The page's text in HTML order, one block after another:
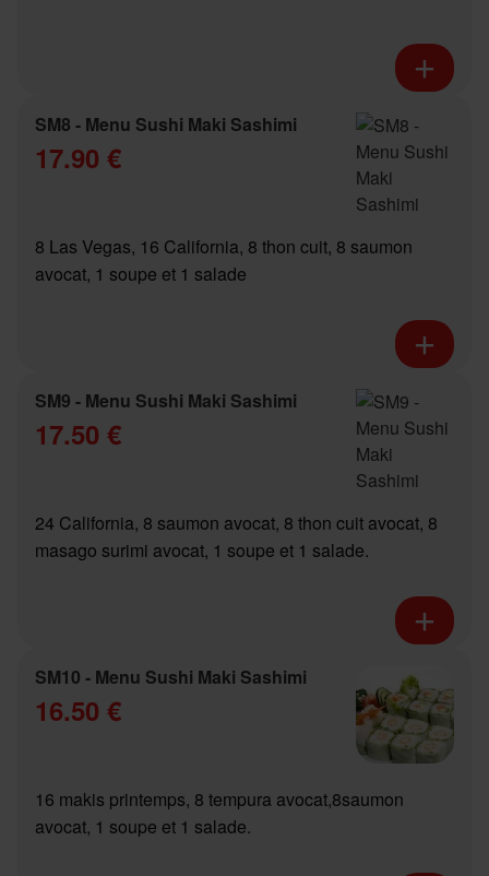
SM8 - Menu Sushi Maki Sashimi
17.90 €
8 Las Vegas, 16 California, 8 thon cuit, 8 saumon
avocat, 1 soupe et 1 salade
SM9 - Menu Sushi Maki Sashimi
17.50 €
24 California, 8 saumon avocat, 8 thon cuit avocat, 8
masago surimi avocat, 1 soupe et 1 salade.
SM10 - Menu Sushi Maki Sashimi
16.50 €
16 makis printemps, 8 tempura avocat,8saumon
avocat, 1 soupe et 1 salade.